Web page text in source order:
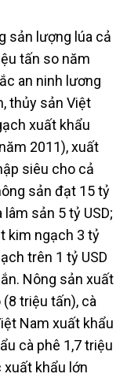
sản lượng lúa cả
tấn so năm
an ninh lương
thủy sản Việt
xuất khẩu
2011), xuất
siêu cho cả
sản đạt 15 tỷ
lâm sản 5 tỷ USD;
kim ngạch 3 tỷ
trên 1 tỷ USD
Nông sản xuất
triệu tấn), cà
Nam xuất khẩu
cà phê 1,7 triệu
xuất khẩu lớn